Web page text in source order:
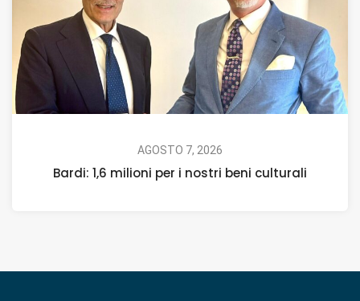
AGOSTO 7, 2026
Bardi: 1,6 milioni per i nostri beni culturali